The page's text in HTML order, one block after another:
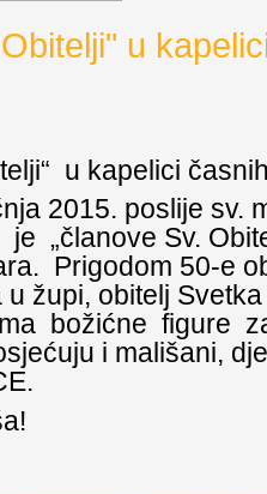
u
u kapelici
2015. poslije sv.
„članove Sv.
Prigodom 50-e
u župi, obitelj
božićne figure
i mališani,